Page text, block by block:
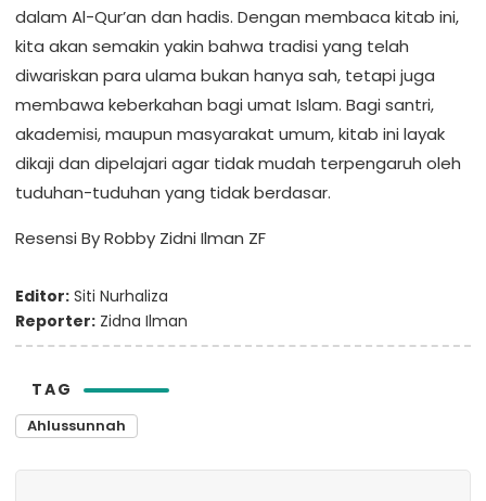
dalam Al-Qur’an dan hadis. Dengan membaca kitab ini,
kita akan semakin yakin bahwa tradisi yang telah
diwariskan para ulama bukan hanya sah, tetapi juga
membawa keberkahan bagi umat Islam. Bagi santri,
akademisi, maupun masyarakat umum, kitab ini layak
dikaji dan dipelajari agar tidak mudah terpengaruh oleh
tuduhan-tuduhan yang tidak berdasar.
Resensi By Robby Zidni Ilman ZF
Editor: Siti Nurhaliza
Reporter: Zidna Ilman
TAG
Ahlussunnah